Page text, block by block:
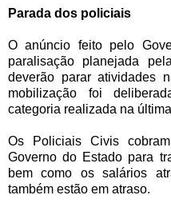
Parada dos policiais
O anúncio feito pelo
paralisação planejada
deverão parar atividades
mobilização foi
categoria realizada na
Os Policiais Civis
Governo do Estado para
bem como os salários
também estão em atraso.